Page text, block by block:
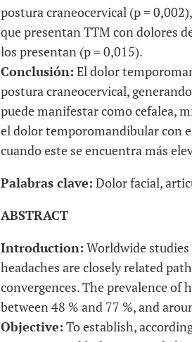
postura craneocervical (p =
que presentan TTM con dolores
los presentan (p = 0,015).
Conclusión: El dolor
postura craneocervical,
puede manifestar como cefalea,
el dolor temporomandibular con
cuando este se encuentra más
Palabras clave: Dolor facial,
ABSTRACT
Introduction: Worldwide
headaches are closely related
convergences. The prevalence of
between 48 % and 77 %, and
Objective: To establish,